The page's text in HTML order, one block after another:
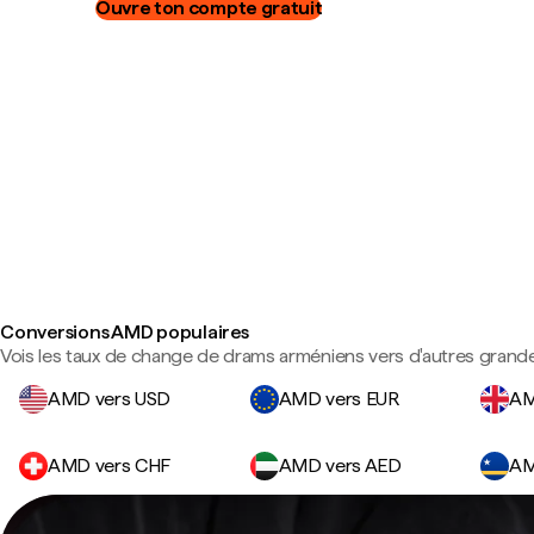
Ouvre ton compte gratuit
Conversions AMD populaires
Vois les taux de change de drams arméniens vers d'autres
AMD vers USD
AMD vers EUR
AMD vers CHF AMD vers AED